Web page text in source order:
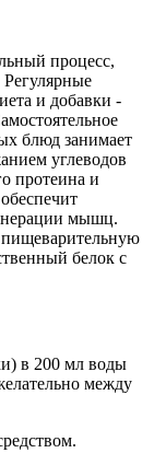
процесс,
и добавки -
блюд занимает
углеводов
протеина и
мышц.
белок с
в 200 мл воды
между